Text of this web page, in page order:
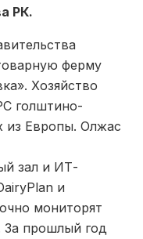
РК.
ферму
Хозяйство
голштино-
из Европы. Олжас
зал и ИТ-
и
мониторят
За прошлый год